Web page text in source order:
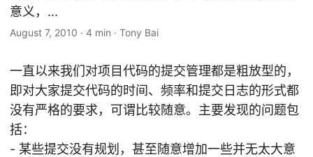
意义，...
August 7, 2010 · 4 min · Tony Bai
一直以来我们对项目代码的提交管理都是粗放型的，
即对大家提交代码的时间、频率和提交日志的形式都
没有严格的要求，可谓比较随意。主要发现的问题包
括：
- 某些提交没有规划，甚至随意增加一些并无太大意